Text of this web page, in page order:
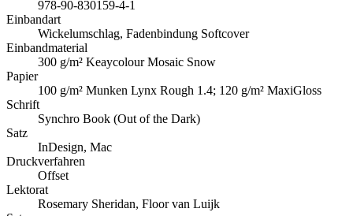
978-90-830159-4-1
Einbandart
Wickelumschlag, Fadenbindung Softcover
Einbandmaterial
300 g/m² Keaycolour Mosaic Snow
Papier
100 g/m² Munken Lynx Rough 1.4; 120 g/m² MaxiGloss
Schrift
Synchro Book (Out of the Dark)
Satz
InDesign, Mac
Druckverfahren
Offset
Lektorat
Rosemary Sheridan, Floor van Luijk